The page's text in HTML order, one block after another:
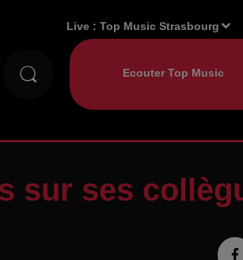
Live :Top Music Strasbourg
sur ses